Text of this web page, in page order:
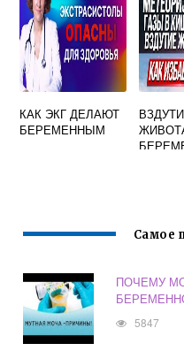
КАК ЭКГ ДЕЛАЮТ
БЕРЕМЕННЫМ
Самое
ПОЧЕМУ
5847